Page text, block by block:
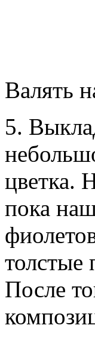
Валять
5.
цветка.
пока
толстые
После